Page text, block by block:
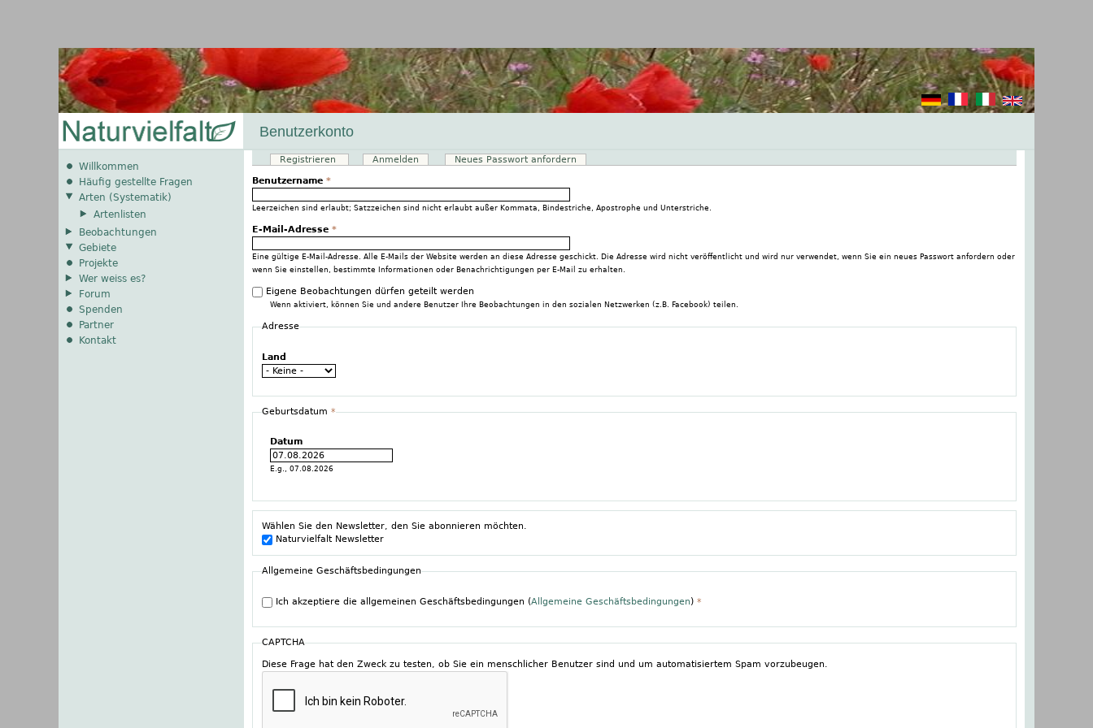
Benutzerkonto
Haupt-Reiter
Registrieren (aktiver Reiter)
Anmelden
Neues Passwort anfordern
Benutzername *
Leerzeichen sind erlaubt; Satzzeichen sind nicht erlaubt außer Kommata, Bindestriche, Apostrophe und Unterstriche.
E-Mail-Adresse *
Eine gültige E-Mail-Adresse. Alle E-Mails der Website werden an diese Adresse geschickt. Die Adresse wird nicht veröffentlicht und wird nur verwendet, wenn Sie ein neues Passwort anfordern oder
wenn Sie einstellen, bestimmte Informationen oder Benachrichtigungen per E-Mail zu erhalten.
Eigene Beobachtungen dürfen geteilt werden
Wenn aktiviert, können Sie und andere Benutzer Ihre Beobachtungen in den sozialen Netzwerken (z.B. Facebook) teilen.
Adresse
Land
Geburtsdatum *
Datum
E.g., 07.08.2026
Wählen Sie den Newsletter, den Sie abonnieren möchten.
Naturvielfalt Newsletter
Allgemeine Geschäftsbedingungen
Ich akzeptiere die allgemeinen Geschäftsbedingungen (Allgemeine Geschäftsbedingungen) *
CAPTCHA
Diese Frage hat den Zweck zu testen, ob Sie ein menschlicher Benutzer sind und um automatisiertem Spam vorzubeugen.
Willkommen
Häufig gestellte Fragen
Arten (Systematik)
Artenlisten
Beobachtungen
Gebiete
Projekte
Wer weiss es?
Forum
Spenden
Partner
Kontakt